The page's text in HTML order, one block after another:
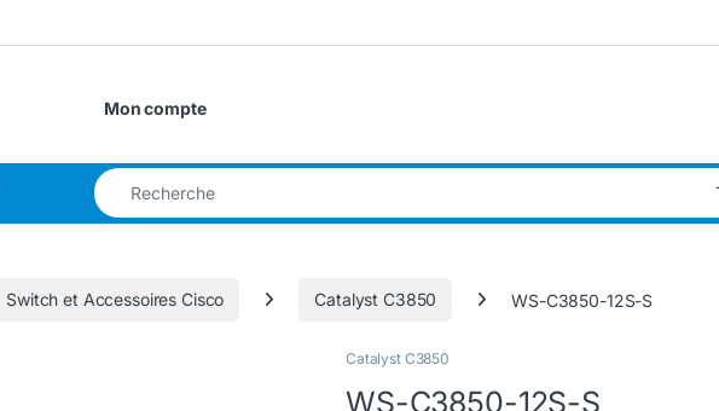
Mon compte
Search for:
Switch et Accessoires Cisco Catalyst C3850 WS-C3850-12S-S
Catalyst C3850
WS-C3850-12S-S